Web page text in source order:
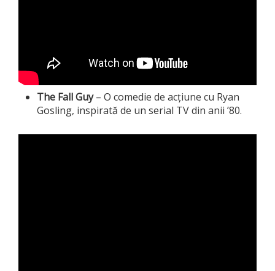
The Fall Guy– O comedie de acțiune cu Ryan
Gosling, inspirată de un serial TV din anii ’80.